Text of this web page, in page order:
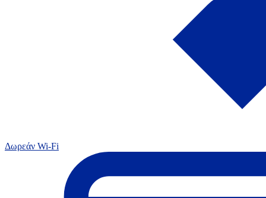
Δωρεάν Wi-Fi